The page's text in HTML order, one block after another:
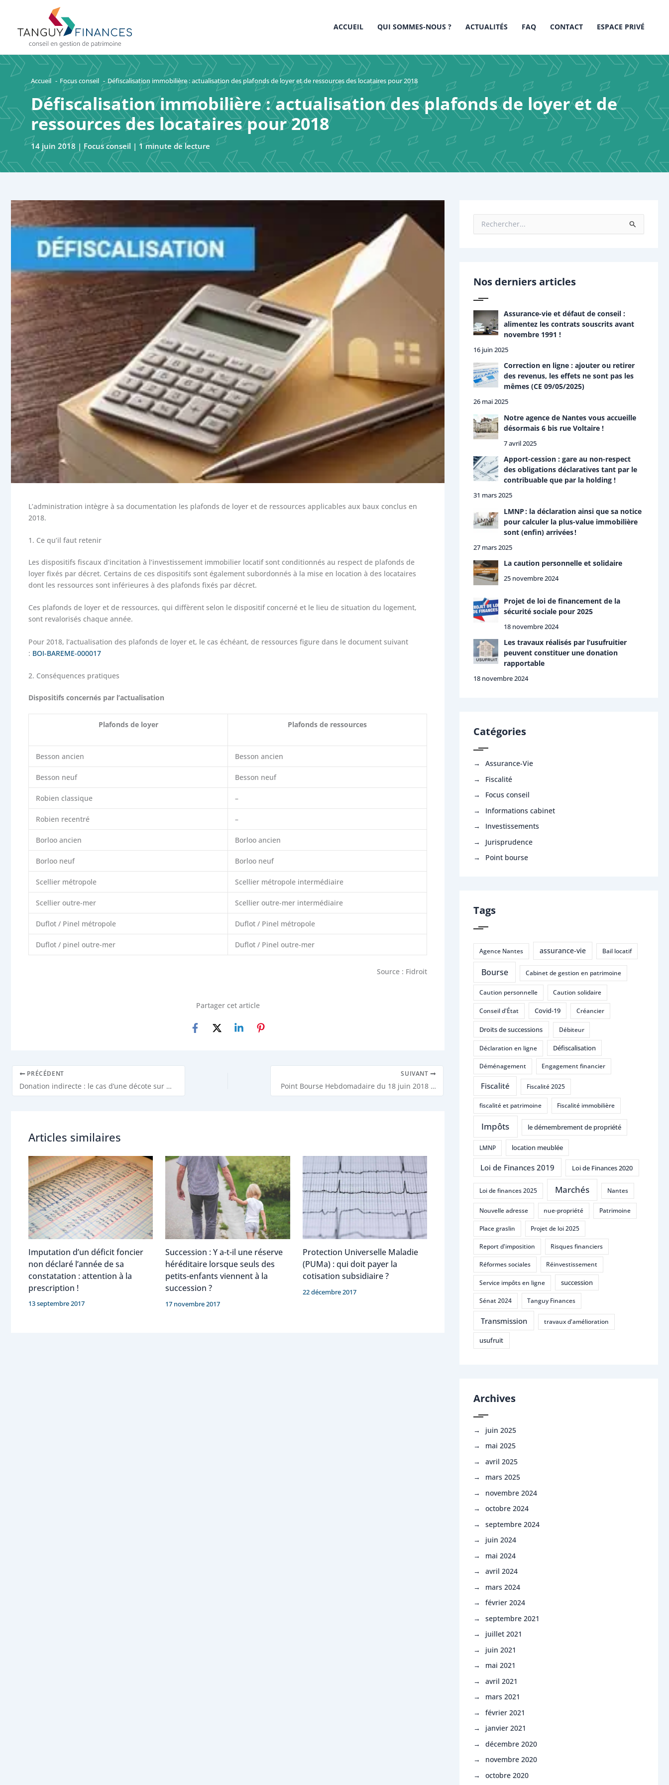
contenu
ACCUEIL QUI SOMMES-NOUS ? ACTUALITÉS FAQ CONTACT ESPACE PRIVÉ
Accueil Focus conseil Défiscalisation immobilière : actualisation des plafonds de loyer et de ressources des locataires pour 2018
Défiscalisation immobilière : actualisation des plafonds de loyer et de
ressources des locataires pour 2018
14 juin 2018 | Focus conseil | 1 minute de lecture
L’administration intègre à sa documentation les plafonds de loyer et de ressources applicables aux baux conclus en
2018.
1. Ce qu’il faut retenir
Les dispositifs fiscaux d’incitation à l’investissement immobilier locatif sont conditionnés au respect de plafonds de
loyer fixés par décret. Certains de ces dispositifs sont également subordonnés à la mise en location à des locataires
dont les ressources sont inférieures à des plafonds fixés par décret.
Ces plafonds de loyer et de ressources, qui diffèrent selon le dispositif concerné et le lieu de situation du logement,
sont revalorisés chaque année.
Pour 2018, l’actualisation des plafonds de loyer et, le cas échéant, de ressources figure dans le document suivant
: BOI-BAREME-000017
2. Conséquences pratiques
Dispositifs concernés par l’actualisation
Plafonds de loyer Plafonds de ressources
Besson ancien Besson ancien
Besson neuf Besson neuf
Robien classique –
Robien recentré –
Borloo ancien Borloo ancien
Borloo neuf Borloo neuf
Scellier métropole Scellier métropole intermédiaire
Scellier outre-mer Scellier outre-mer intermédiaire
Duflot / Pinel métropole Duflot / Pinel métropole
Duflot / pinel outre-mer Duflot / Pinel outre-mer
Source : Fidroit
Partager cet article
PRÉCÉDENT
Donation indirecte : le cas d’une décote sur prix de vente (CA, PARIS 29/01/2018)
SUIVANT
Point Bourse Hebdomadaire du 18 juin 2018 : Les banques centrales travaillent bien Trump fait des siennes
Articles similaires
Imputation d’un déficit foncier
non déclaré l’année de sa
constatation : attention à la
prescription !
13 septembre 2017
Succession : Y a-t-il une réserve
héréditaire lorsque seuls des
petits-enfants viennent à la
succession ?
17 novembre 2017
Protection Universelle Maladie
(PUMa) : qui doit payer la
cotisation subsidiaire ?
22 décembre 2017
e
c
e
r
:
Nos derniers articles
Assurance-vie et défaut de conseil :
alimentez les contrats souscrits avant
novembre 1991 !
16 juin 2025
Correction en ligne : ajouter ou retirer
des revenus, les effets ne sont pas les
mêmes (CE 09/05/2025)
26 mai 2025
Notre agence de Nantes vous accueille
désormais 6 bis rue Voltaire !
7 avril 2025
Apport-cession : gare au non-respect
des obligations déclaratives tant par le
contribuable que par la holding !
31 mars 2025
LMNP : la déclaration ainsi que sa notice
pour calculer la plus-value immobilière
sont (enfin) arrivées !
27 mars 2025
La caution personnelle et solidaire
25 novembre 2024
Projet de loi de financement de la
sécurité sociale pour 2025
18 novembre 2024
Les travaux réalisés par l’usufruitier
peuvent constituer une donation
rapportable
18 novembre 2024
Catégories
Assurance-Vie
Fiscalité
Focus conseil
Informations cabinet
Investissements
Jurisprudence
Point bourse
Tags
Agence Nantes assurance-vie Bail locatif
Bourse Cabinet de gestion en patrimoine
Caution personnelle Caution solidaire
Conseil d'État Covid-19 Créancier
Droits de successions Débiteur
Déclaration en ligne Défiscalisation
Déménagement Engagement financier
Fiscalité Fiscalité 2025
fiscalité et patrimoine Fiscalité immobilière
Impôts le démembrement de propriété
LMNP location meublée
Loi de Finances 2019 Loi de Finances 2020
Loi de finances 2025 Marchés Nantes
Nouvelle adresse nue-propriété Patrimoine
Place graslin Projet de loi 2025
Report d'imposition Risques financiers
Réformes sociales Réinvestissement
Service impôts en ligne succession
Sénat 2024 Tanguy Finances
Transmission travaux d'amélioration
usufruit
Archives
juin 2025
mai 2025
avril 2025
mars 2025
novembre 2024
octobre 2024
septembre 2024
juin 2024
mai 2024
avril 2024
mars 2024
février 2024
septembre 2021
juillet 2021
juin 2021
mai 2021
avril 2021
mars 2021
février 2021
janvier 2021
décembre 2020
novembre 2020
octobre 2020